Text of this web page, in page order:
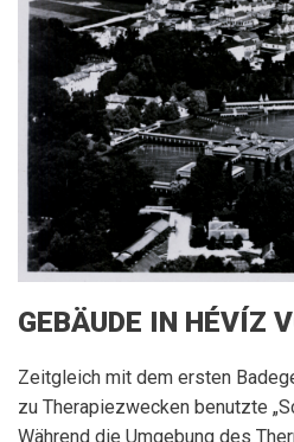
GEBÄUDE IN HÉVÍZ
Zeitgleich mit dem ersten
zu Therapiezwecken benutzte
Während die Umgebung des